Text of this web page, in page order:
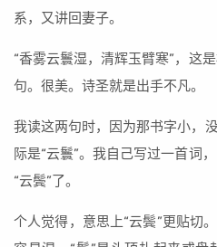
系，又讲回妻子。
“香雾云鬟湿，清辉玉臂寒”，这
句。很美。诗圣就是出手不凡。
我读这两句时，因为那书字小，
际是“云鬟”。我自己写过一首词
“云鬓”了。
个人觉得，意思上“云鬓”更贴切